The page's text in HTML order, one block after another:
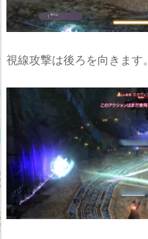
視線攻撃は後ろを向きます。